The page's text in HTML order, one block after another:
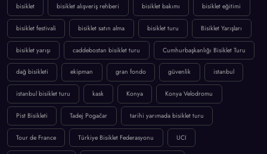
bisiklet bisiklet alışveriş rehberi bisiklet bakımı bisiklet eğitimi
bisiklet festivali bisiklet satın alma bisiklet turu Bisiklet Yarışları
bisiklet yarışı caddebostan bisiklet turu Cumhurbaşkanlığı Bisiklet Turu
dağ bisikleti ekipman gran fondo güvenlik istanbul
istanbul bisiklet turu kask Konya Konya Velodromu
Pist Bisikleti Tadej Pogačar tarihi yarımada bisiklet turu
Tour de France Türkiye Bisiklet Federasyonu UCI